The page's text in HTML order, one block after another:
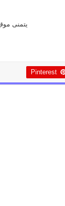
يتمنى
Pinterest